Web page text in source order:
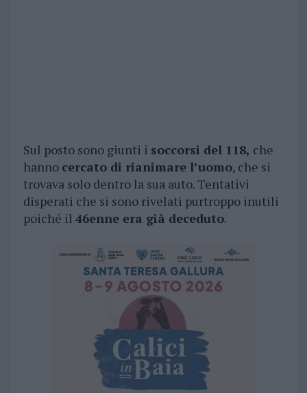
Sul posto sono giunti i soccorsi del 118, che
hanno cercato di rianimare l’uomo, che si
trovava solo dentro la sua auto. Tentativi
disperati che si sono rivelati purtroppo inutili
poiché il 46enne era già deceduto.